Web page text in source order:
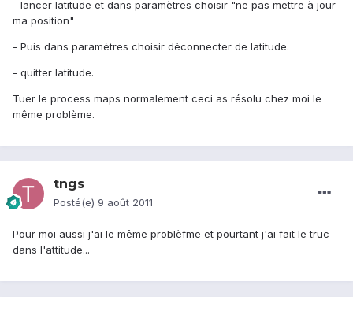
- lancer latitude et dans paramètres choisir "ne pas mettre à jour
ma position"
- Puis dans paramètres choisir déconnecter de latitude.
- quitter latitude.
Tuer le process maps normalement ceci as résolu chez moi le
même problème.
tngs
Posté(e) 9 août 2011
Pour moi aussi j'ai le même problèfme et pourtant j'ai fait le truc
dans l'attitude...